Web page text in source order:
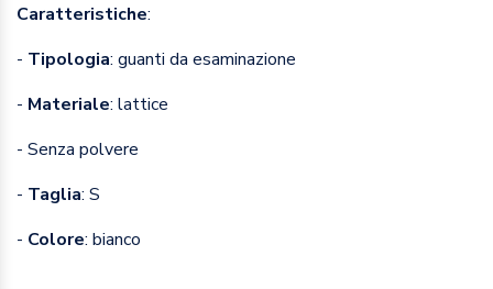
Caratteristiche:
- Tipologia: guanti da esaminazione
- Materiale: lattice
- Senza polvere
- Taglia: S
- Colore: bianco